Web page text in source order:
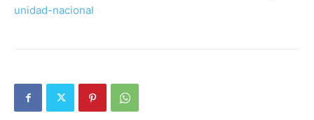
unidad-nacional